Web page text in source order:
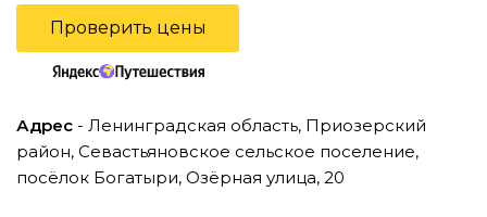
Проверить цены
Адрес - Ленинградская область, Приозерский
район, Севастьяновское сельское поселение,
посёлок Богатыри, Озёрная улица, 20